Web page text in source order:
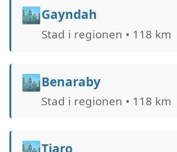
🏙️Gayndah
Stad i regionen • 118 km
🏙️Benaraby
Stad i regionen • 118 km
Tiaro